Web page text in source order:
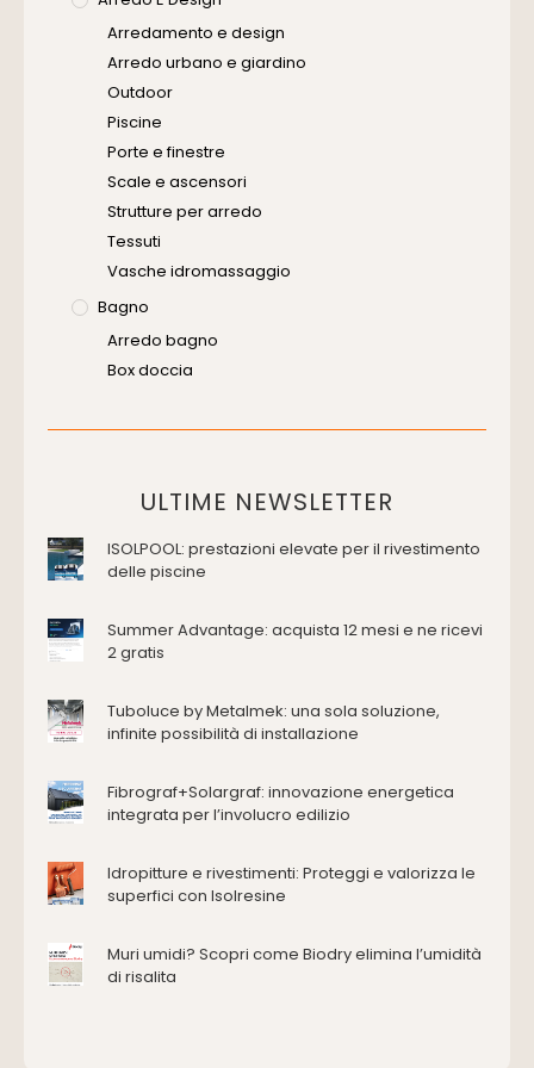
Senza Categoria
Servizi
Arredamento e design
Arredo urbano e giardino
Outdoor
Piscine
Porte e finestre
Scale e ascensori
Strutture per arredo
Tessuti
Vasche idromassaggio
Bagno
Arredo bagno
Box doccia
Placche di comando per wc
Domotica Ed Impianti Elettrici
Edilizia
Antincendio e sicurezza
Attrezzature manuali
Cappe d'aspirazione
Consolidamento
Deumidificazione
Energie rinnovabili
Ferramenta e fissaggi
Impianti idrici e depurazione
Impianti termici e climatizzazione
ULTIME NEWSLETTER
ISOLPOOL: prestazioni elevate per il rivestimento
delle piscine
Summer Advantage: acquista 12 mesi e ne ricevi
2 gratis
Tuboluce by Metalmek: una sola soluzione,
infinite possibilità di installazione
Fibrograf+Solargraf: innovazione energetica
integrata per l’involucro edilizio
Idropitture e rivestimenti: Proteggi e valorizza le
superfici con Isolresine
Muri umidi? Scopri come Biodry elimina l’umidità
di risalita